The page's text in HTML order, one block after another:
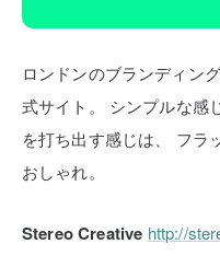
ロンドンのブランディン
式サイト。
シンプルな感
を打ち出す感じは、
フラ
おしゃれ。
Stereo Creative http://